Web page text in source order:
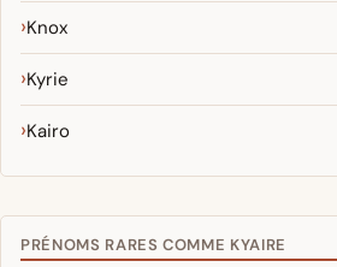
Knox
Kyrie
Kairo
PRÉNOMS RARES COMME KYAIRE